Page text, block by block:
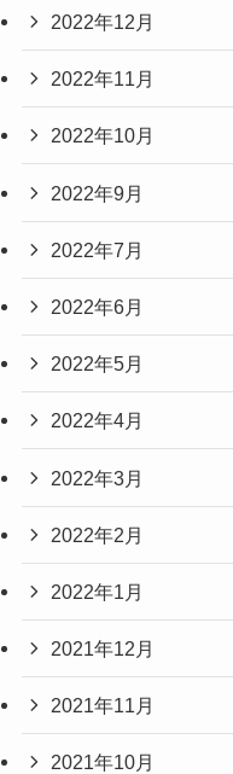
2022年12月
2022年11月
2022年10月
2022年9月
2022年7月
2022年6月
2022年5月
2022年4月
2022年3月
2022年2月
2022年1月
2021年12月
2021年11月
2021年10月